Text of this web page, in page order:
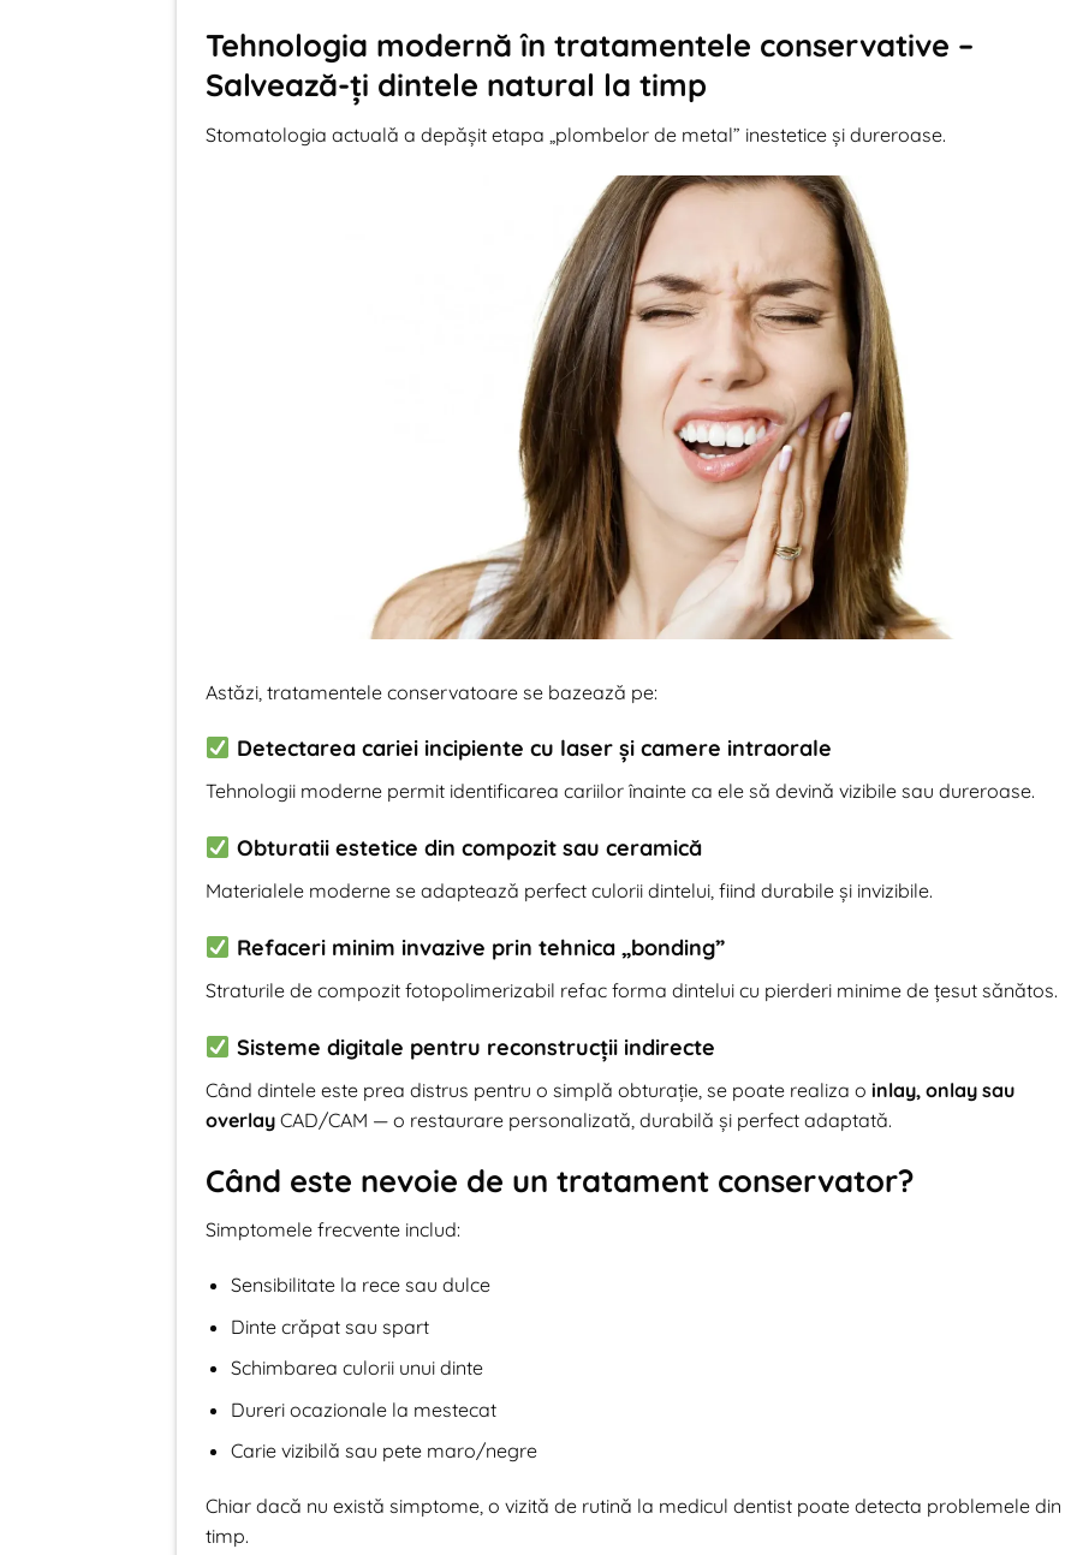
Tehnologia modernă în tratamentele conservative –
Salvează-ți dintele natural la timp
Stomatologia actuală a depășit etapa „plombelor de metal” inestetice și dureroase.
Astăzi, tratamentele conservatoare se bazează pe:
Detectarea cariei incipiente cu laser și camere intraorale
Tehnologii moderne permit identificarea cariilor înainte ca ele să devină vizibile sau dureroase.
Obturatii estetice din compozit sau ceramică
Materialele moderne se adaptează perfect culorii dintelui, fiind durabile și invizibile.
Refaceri minim invazive prin tehnica „bonding”
Straturile de compozit fotopolimerizabil refac forma dintelui cu pierderi minime de țesut sănătos.
Sisteme digitale pentru reconstrucții indirecte
Când dintele este prea distrus pentru o simplă obturație, se poate realiza o inlay, onlay sau
overlay CAD/CAM — o restaurare personalizată, durabilă și perfect adaptată.
Când este nevoie de un tratament conservator?
Simptomele frecvente includ:
Sensibilitate la rece sau dulce
Dinte crăpat sau spart
Schimbarea culorii unui dinte
Dureri ocazionale la mestecat
Carie vizibilă sau pete maro/negre
Chiar dacă nu există simptome, o vizită de rutină la medicul dentist poate detecta problemele din
timp.